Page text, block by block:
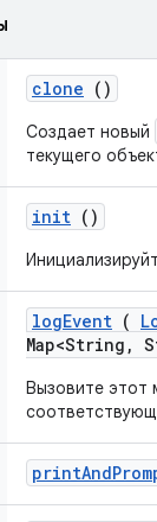
clone ()
Создает новый
текущего
init ()
logEvent (
Map<String ,
Вызовите этот
printAnd